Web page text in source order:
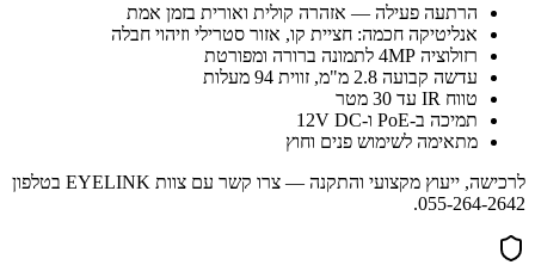
הרתעה פעילה — אזהרה קולית ואורית בזמן אמת
אנליטיקה חכמה: חציית קו, אזור סטרילי וזיהוי חבלה
רזולוציה 4MP לתמונה ברורה ומפורטת
עדשה קבועה 2.8 מ"מ, זווית 94 מעלות
טווח IR עד 30 מטר
תמיכה ב-PoE ו-12V DC
מתאימה לשימוש פנים וחוץ
לרכישה, ייעוץ מקצועי והתקנה — צרו קשר עם צוות EYELINK בטלפון
055-264-2642.